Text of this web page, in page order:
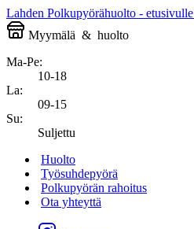
Lahden Polkupyörähuolto - etusivulle
Myymälä & huolto
Ma-Pe:
10-18
La:
09-15
Su:
Suljettu
Huolto
Työsuhdepyörä
Polkupyörän rahoitus
Ota yhteyttä